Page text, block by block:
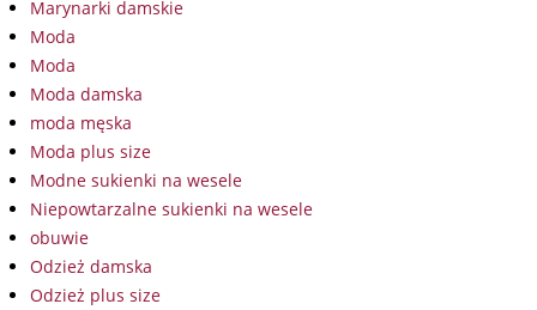
Marynarki damskie
Moda
Moda
Moda damska
moda męska
Moda plus size
Modne sukienki na wesele
Niepowtarzalne sukienki na wesele
obuwie
Odzież damska
Odzież plus size